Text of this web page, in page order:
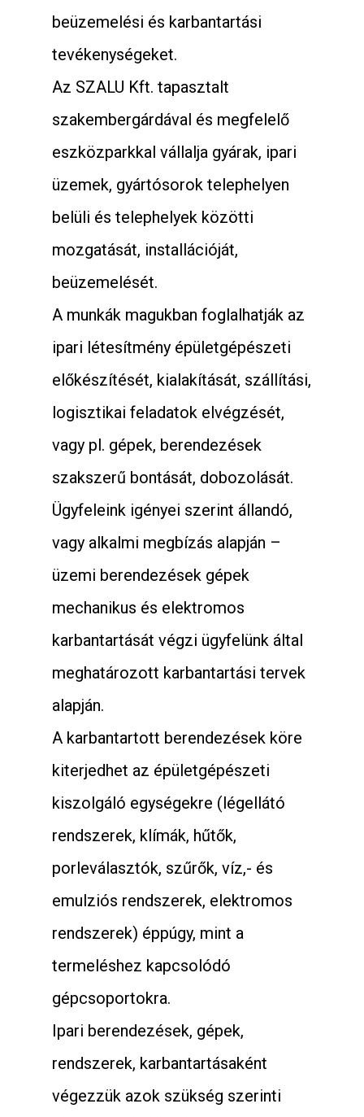
beüzemelési és karbantartási
tevékenységeket.
Az SZALU Kft. tapasztalt
szakembergárdával és megfelelő
eszközparkkal vállalja gyárak, ipari
üzemek, gyártósorok telephelyen
belüli és telephelyek közötti
mozgatását, installációját,
beüzemelését.
A munkák magukban foglalhatják az
ipari létesítmény épületgépészeti
előkészítését, kialakítását, szállítási,
logisztikai feladatok elvégzését,
vagy pl. gépek, berendezések
szakszerű bontását, dobozolását.
Ügyfeleink igényei szerint állandó,
vagy alkalmi megbízás alapján –
üzemi berendezések gépek
mechanikus és elektromos
karbantartását végzi ügyfelünk által
meghatározott karbantartási tervek
alapján.
A karbantartott berendezések köre
kiterjedhet az épületgépészeti
kiszolgáló egységekre (légellátó
rendszerek, klímák, hűtők,
porleválasztók, szűrők, víz,- és
emulziós rendszerek, elektromos
rendszerek) éppúgy, mint a
termeléshez kapcsolódó
gépcsoportokra.
Ipari berendezések, gépek,
rendszerek, karbantartásaként
végezzük azok szükség szerinti